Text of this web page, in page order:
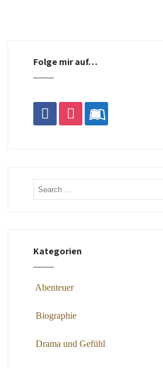
Folge mir auf…
facebookinstagramleanpub
Kategorien
Abenteuer
Biographie
Drama und Gefühl